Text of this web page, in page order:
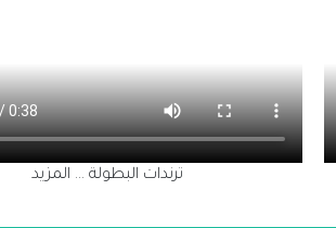
ترندات البطولة